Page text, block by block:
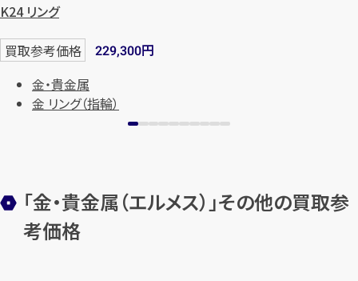
メールで無料相談する
K24 リング
買取参考価格 229,300円
金・貴金属
金 リング（指輪）
「金・貴金属（エルメス）」その他の買取参
考価格